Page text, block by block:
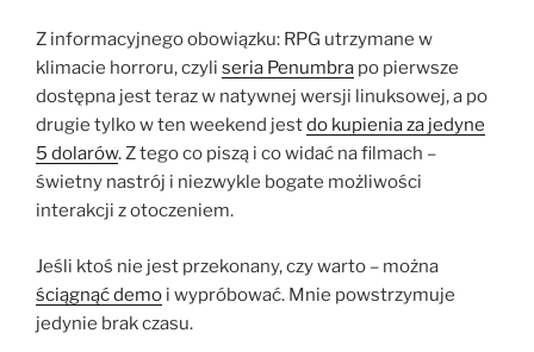
Z informacyjnego obowiązku: RPG utrzymane w
klimacie horroru, czyli seria Penumbra po pierwsze
dostępna jest teraz w natywnej wersji linuksowej, a po
drugie tylko w ten weekend jestdo kupienia za jedyne
5 dolarów. Z tego co piszą i co widać na filmach –
świetny nastrój i niezwykle bogate możliwości
interakcji z otoczeniem.
Jeśli ktoś nie jest przekonany, czy warto – można
ściągnąć demo i wypróbować. Mnie powstrzymuje
jedynie brak czasu.